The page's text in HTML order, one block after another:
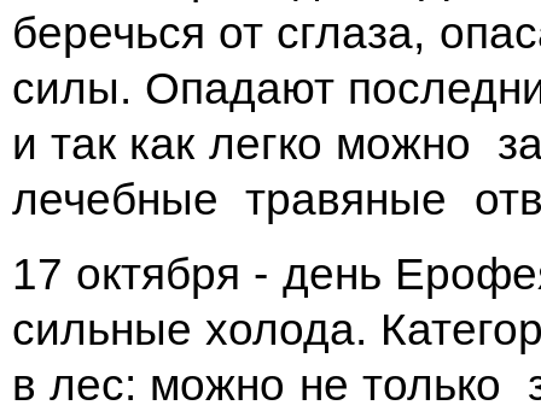
беречься от сглаза,
силы. Опадают
и так как легко можно
лечебные травяные
17 октября - день
сильные холода.
в лес: можно не только